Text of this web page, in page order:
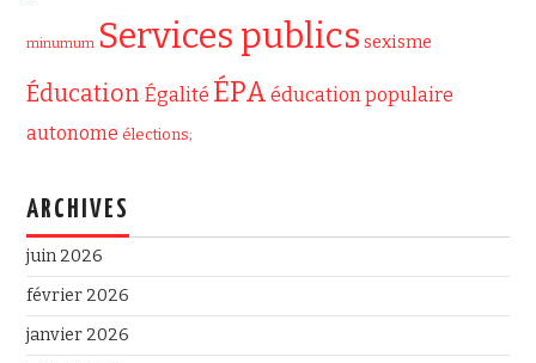
minumum Services publics sexisme
Éducation Égalité ÉPA éducation populaire
autonome élections;
ARCHIVES
juin 2026
février 2026
janvier 2026